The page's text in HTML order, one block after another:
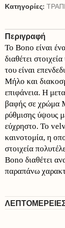
Κατηγορίες:
Περιγραφή
Το Bono είναι
διαθέτει
του είναι
Μήλο και
επιφάνεια. Η
βαφής σε χρώμα
ρύθμισης ύψους
εύχρηστο. Το
καινοτομία, η
στοιχεία
Bono διαθέτει
παραπάνω